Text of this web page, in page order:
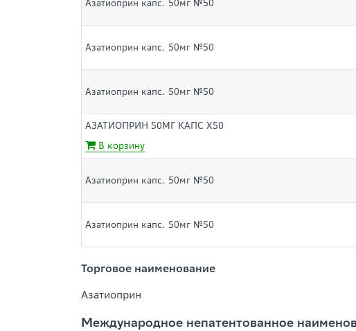
Азатиоприн капс. 50мг №50
Азатиоприн капс. 50мг №50
Азатиоприн капс. 50мг №50
АЗАТИОПРИН 50МГ КАПС Х50
В корзину
Азатиоприн капс. 50мг №50
Азатиоприн капс. 50мг №50
Торговое наименование
Азатиоприн
Международное непатентованное